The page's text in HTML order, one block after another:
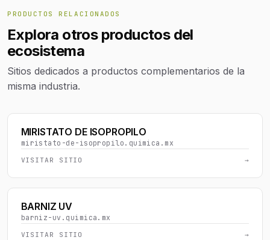
PRODUCTOS RELACIONADOS
Explora otros productos del
ecosistema
Sitios dedicados a productos complementarios de la
misma industria.
MIRISTATO DE ISOPROPILO
miristato-de-isopropilo.quimica.mx
VISITAR SITIO →
BARNIZ UV
barniz-uv.quimica.mx
VISITAR SITIO →